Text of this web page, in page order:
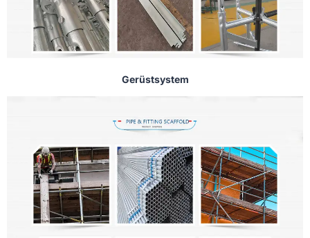
Gerüstsystem